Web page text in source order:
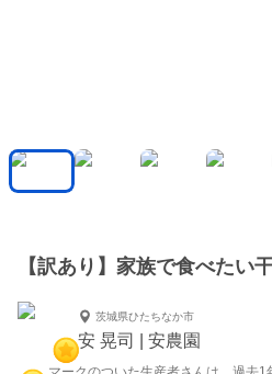
【訳あり】家族で食べたい
茨城県ひたちなか市
安 晃司 | 安農園